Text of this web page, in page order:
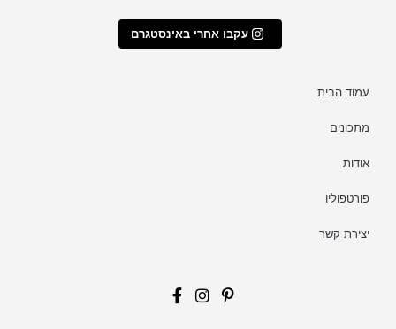
עקבו אחרי באינסטגרם
עמוד הבית
מתכונים
אודות
פורטפוליו
יצירת קשר